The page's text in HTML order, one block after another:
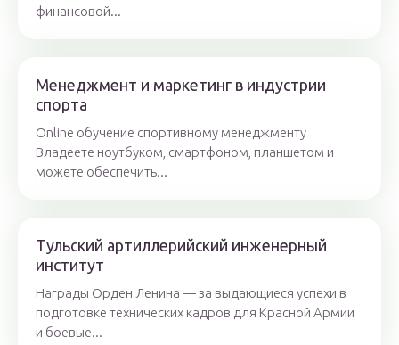
финансовой...
Менеджмент и маркетинг в индустрии
спорта
Online обучение спортивному менеджменту
Владеете ноутбуком, смартфоном, планшетом и
можете обеспечить...
Тульский артиллерийский инженерный
институт
Награды Орден Ленина — за выдающиеся успехи в
подготовке технических кадров для Красной Армии
и боевые...